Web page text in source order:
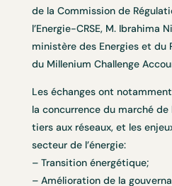
de la Commission de
l’Energie-CRSE, M. Ibrahima
ministère des Energies et du
du Millenium Challenge
Les échanges ont
la concurrence du marché de
tiers aux réseaux, et les
secteur de l’énergie:
– Transition énergétique;
– Amélioration de la